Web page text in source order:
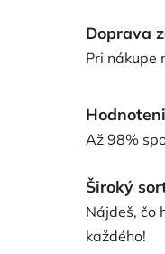
Doprava
Pri nákupe
Až 98%
Široký
Nájdeš, čo
každého!